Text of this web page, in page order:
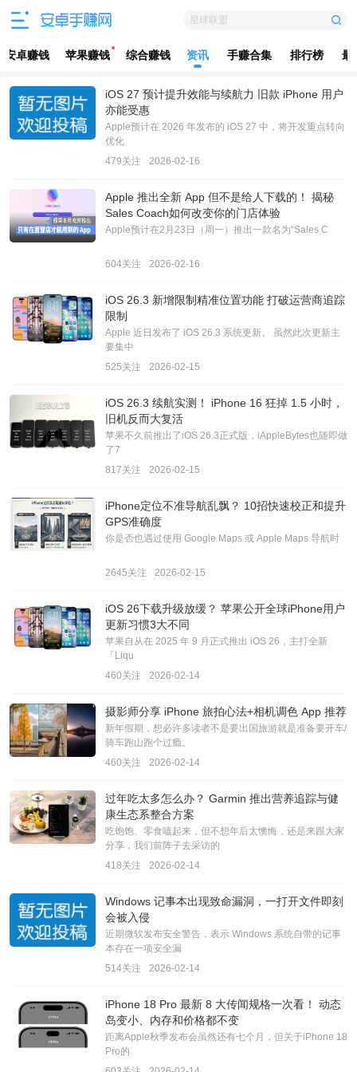
星球联盟
安卓赚钱 苹果赚钱 综合赚钱 资讯 手赚合集 排行榜 最
iOS 27 预计提升效能与续航力 旧款 iPhone 用户
亦能受惠
Apple预计在 2026 年发布的 iOS 27 中，将开发重点转向
优化
479关注
2026-02-16
Apple 推出全新 App 但不是给人下载的！ 揭秘
Sales Coach如何改变你的门店体验
Apple预计在2月23日（周一）推出一款名为“Sales C
604关注 2026-02-16
iOS 26.3 新增限制精准位置功能 打破运营商追踪
限制
Apple 近日发布了 iOS 26.3 系统更新。 虽然此次更新主
要集中
525关注
2026-02-15
iOS 26.3 续航实测！ iPhone 16 狂掉 1.5 小时，
旧机反而大复活
苹果不久前推出了iOS 26.3正式版，iAppleBytes也随即做
了7
817关注
2026-02-15
iPhone定位不准导航乱飘？ 10招快速校正和提升
GPS准确度
你是否也遇过使用 Google Maps 或 Apple Maps 导航时
2645关注 2026-02-15
iOS 26下载升级放缓？ 苹果公开全球iPhone用户
更新习惯3大不同
苹果自从在 2025 年 9 月正式推出 iOS 26，主打全新
「Liqu
460关注
2026-02-14
摄影师分享 iPhone 旅拍心法+相机调色 App 推荐
新年假期，想必许多读者不是要出国旅游就是准备要开车/
骑车跑山跑个过瘾。
460关注
2026-02-14
过年吃太多怎么办？ Garmin 推出营养追踪与健
康生态系整合方案
吃饱饱、零食嗑起来，但不想年后太懊悔，还是来跟大家
分享，我们前阵子去采访的
418关注
2026-02-14
Windows 记事本出现致命漏洞，一打开文件即刻
会被入侵
近期微软发布安全警告，表示 Windows 系统自带的记事
本存在一项安全漏
514关注
2026-02-14
iPhone 18 Pro 最新 8 大传闻规格一次看！ 动态
岛变小、内存和价格都不变
距离Apple秋季发布会虽然还有七个月，但关于iPhone 18
Pro的